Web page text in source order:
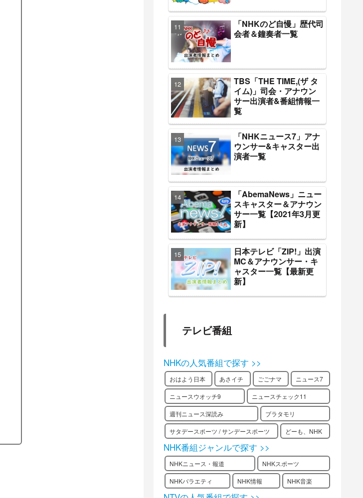
「NHKのど自慢」歴代司
会者＆鐘奏者一覧
TBS「THE TIME,(ザ タ
イム)」司会・アナウン
サー出演者&番組情報一
覧
「NHKニュース7」アナ
ウンサー&キャスター出
演者一覧
「AbemaNews」ニュー
スキャスター＆アナウン
サー一覧【2021年3月更
新】
日本テレビ「ZIP!」出演
MC＆アナウンサー・キ
ャスター一覧【最新更
新】
テレビ番組
NHKの人気番組で探す >>
おはよう日本 あさイチ ごごナマ ニュース7
ニュースウオッチ9 ニュースチェック11
週刊ニュース深読み ブラタモリ
サタデースポーツ / サンデースポーツ どーも、NHK
NHK番組ジャンルで探す >>
NHKニュース・報道 NHKスポーツ
NHKバラエティ NHK情報 NHK音楽